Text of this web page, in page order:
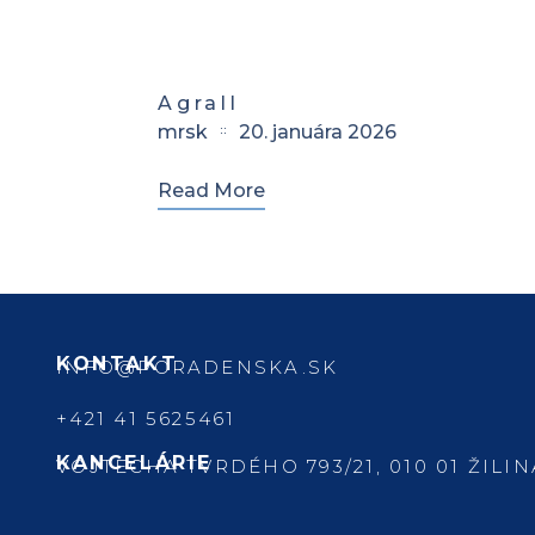
Agrall
mrsk
20. januára 2026
Read More
KONTAKT
INFO@PORADENSKA.SK
+421 41 5625461
KANCELÁRIE
VOJTECHA TVRDÉHO 793/21, 010 01